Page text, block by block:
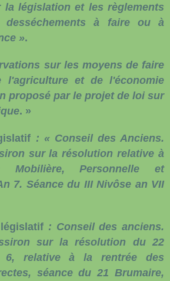
la législation et les règlements
desséchements à faire ou à
».
sur les moyens de faire
l'agriculture et de l'économie
proposé par le projet de loi sur
. »
: « Conseil des Anciens.
sur la résolution relative à
Mobilière, Personnelle et
7. Séance du III Nivôse an VII
: Conseil des anciens.
sur la résolution du 22
6, relative à la rentrée des
séance du 21 Brumaire,